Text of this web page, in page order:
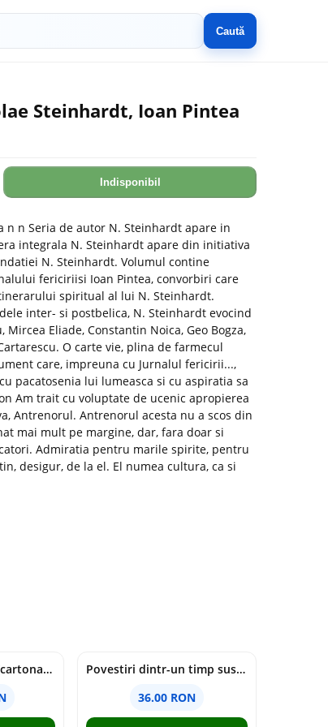
Caută
Steinhardt, Ioan Pintea
Indisponibil
n Seria de autor N. Steinhardt apare in
integrala N. Steinhardt apare din initiativa
N. Steinhardt. Volumul contine
fericiriisi Ioan Pintea, convorbiri care
spiritual al lui N. Steinhardt.
inter- si postbelica, N. Steinhardt evocind
Eliade, Constantin Noica, Geo Bogza,
O carte vie, plina de farmecul
care, impreuna cu Jurnalul fericirii...,
pacatosenia lui lumeasca si cu aspiratia sa
Am trait cu voluptate de ucenic apropierea
Antrenorul. Antrenorul acesta nu a scos din
mai mult pe margine, dar, fara doar si
Admiratia pentru marile spirite, pentru
desigur, de la el. El numea cultura, ca si
cine moare in zori (cartonata) - holly jackson
Povestiri dintr-un timp suspendat - Simona Mihutiu
36.00 RON